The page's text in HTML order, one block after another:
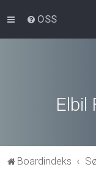
OSS
Elbil
Boardindeks